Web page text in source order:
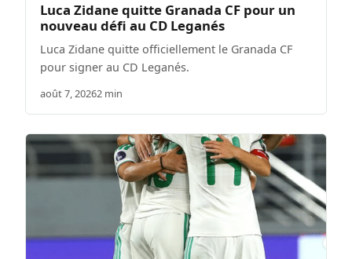
Luca Zidane quitte Granada CF pour un
nouveau défi au CD Leganés
Luca Zidane quitte officiellement le Granada CF
pour signer au CD Leganés.
août 7, 20262 min